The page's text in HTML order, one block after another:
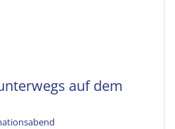
auf dem